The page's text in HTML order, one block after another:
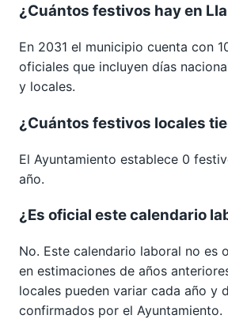
¿Cuántos festivos hay en
En 2031 el municipio cuenta con
oficiales que incluyen días
y locales.
¿Cuántos festivos locales
El Ayuntamiento establece 0
año.
¿Es oficial este calendario
No. Este calendario laboral no es
en estimaciones de años
locales pueden variar cada año y
confirmados por el Ayuntamiento.